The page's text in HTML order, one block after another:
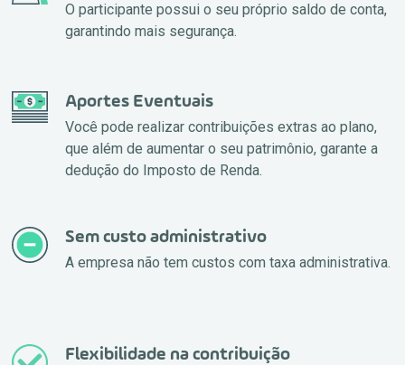
O participante possui o seu próprio saldo de conta,
garantindo mais segurança.
Aportes Eventuais
Você pode realizar contribuições extras ao plano,
que além de aumentar o seu patrimônio, garante a
dedução do Imposto de Renda.
Sem custo administrativo
A empresa não tem custos com taxa administrativa.
Flexibilidade na contribuição